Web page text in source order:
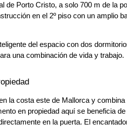
de Porto Cristo, a solo 700 m de la
en el 2º piso con un amplio
del espacio con dos
una combinación de vida y trabajo.
la costa este de Mallorca y
en propiedad aquí se beneficia
en la puerta. El